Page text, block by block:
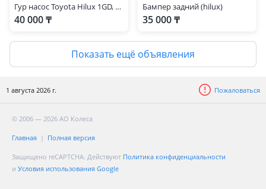
Гур насос Toyota Hilux 1GD, 2GD
40 000 ₸
Бампер задний (hilux)
35 000 ₸
Показать ещё объявления
1 августа 2026 г. Пожаловаться
© 2006 — 2026 АО Колеса
Главная Полная версия
Защищено reCAPTCHA. Действуют Политика конфиденциальности
и Условия использования Google